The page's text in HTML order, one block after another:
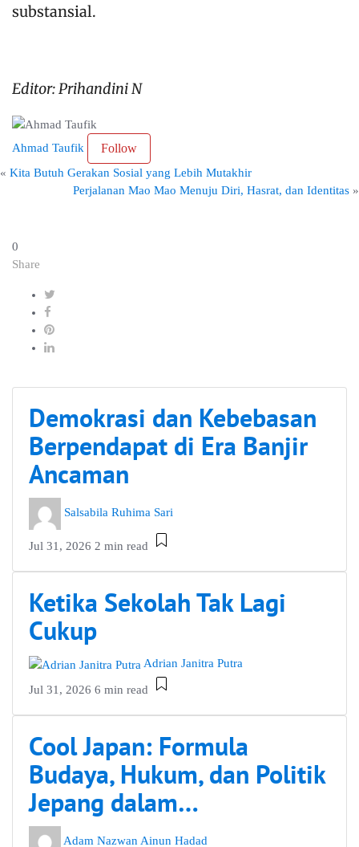
0
Share
substansial.
Editor: Prihandini N
Ahmad Taufik Follow
« Kita Butuh Gerakan Sosial yang Lebih Mutakhir
Perjalanan Mao Mao Menuju Diri, Hasrat, dan Identitas »
Demokrasi dan Kebebasan
Berpendapat di Era Banjir
Ancaman
Salsabila Ruhima Sari
Jul 31, 2026 2 min read
Ketika Sekolah Tak Lagi
Cukup
Adrian Janitra Putra
Jul 31, 2026 6 min read
Cool Japan: Formula
Budaya, Hukum, dan Politik
Jepang dalam…
Adam Nazwan Ainun Hadad